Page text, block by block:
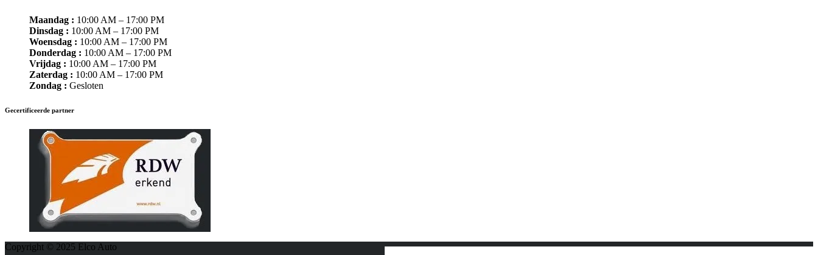
Maandag : 10:00 AM – 17:00 PM
Dinsdag : 10:00 AM – 17:00 PM
Woensdag : 10:00 AM – 17:00 PM
Donderdag : 10:00 AM – 17:00 PM
Vrijdag : 10:00 AM – 17:00 PM
Zaterdag : 10:00 AM – 17:00 PM
Zondag : Gesloten
Gecertificeerde partner
Copyright © 2025 Elco Auto